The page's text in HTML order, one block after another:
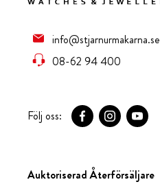
info@stjarnurmakarna.se
08-62 94 400
Följ oss:
Auktoriserad Återförsäljare